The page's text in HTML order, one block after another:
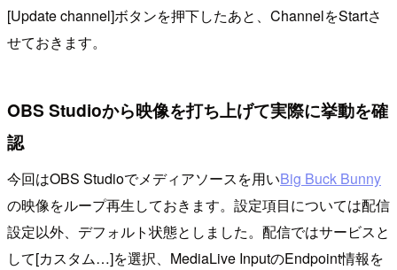
[Update channel]ボタンを押下したあと、ChannelをStartさ
せておきます。
OBS Studioから映像を打ち上げて実際に挙動を確
認
今回はOBS Studioでメディアソースを用いBig Buck Bunny
の映像をループ再生しておきます。設定項目については配信
設定以外、デフォルト状態としました。配信ではサービスと
して[カスタム…]を選択、MediaLive InputのEndpoint情報を